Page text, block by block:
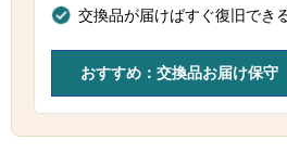
交換品が届けばすぐ復旧でき
おすすめ：交換品お届け保守